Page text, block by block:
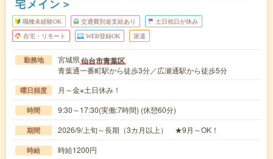
宅メイン＞
職種未経験OK 交通費別途支給あり 土日祝日が休み
在宅・リモート WEB登録OK 派遣
勤務地 宮城県仙台市青葉区
青葉通一番町駅から徒歩3分／広瀬通駅から徒歩5分
曜日頻度 月～金※土日休み！
時間 9:30～17:30(実働:7時間) (休憩60分)
期間 2026/9/上旬～長期（3カ月以上） ★9月～OK！
時給 時給1200円